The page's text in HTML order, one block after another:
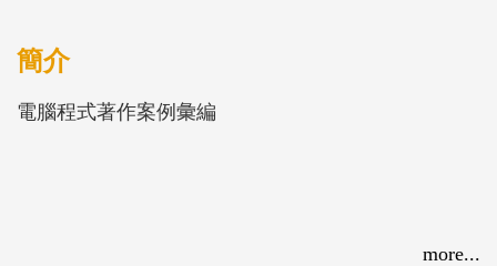
簡介
電腦程式著作案例彙編
more...